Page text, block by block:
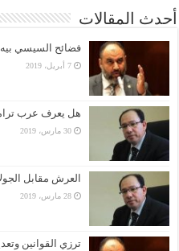
أحدث المقالات
فضائح السيسي بيه
7 أبريل، 2019
هل يعرف عرب
30 مارس، 2019
العرش مقابل
28 مارس، 2019
ترزي القوانين